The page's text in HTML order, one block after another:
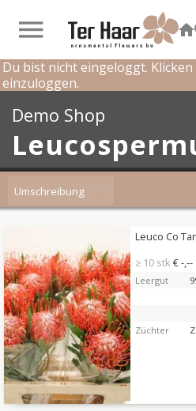
Du bist nicht eingeloggt. Klicken
einzuloggen.
Demo Shop
Umschreibung
Leuco Co
≥ 10 stk € -,--
Leergut
Züchter
Leuco Co Tango
Sie müssen eingeloggt
bitte anmelden